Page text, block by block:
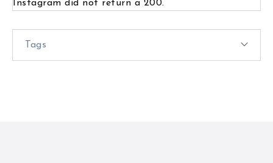
Instagram did not return a 200.
Tags